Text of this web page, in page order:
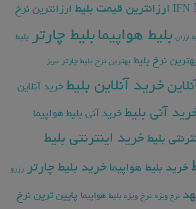
IFN ارزانترین قیمت بلیط ارزانترین نرخ
ارزان بلیط هواپیمابلیط چارتر بلیط
بهترین نرخ بلیط بهترین نرخ بلیط چارتر تبریز
خرید آنلاین بلیط خرید آنلاین
آنی بلیط خرید آنی بلیط هواپیما
بلیط خرید اینترنتی بلیط
خرید بلیط هواپیما خرید بلیط چارتر رزرو
نرخ ویژه نرخ ویژه بلیط هواپیما پایین ترین نرخ